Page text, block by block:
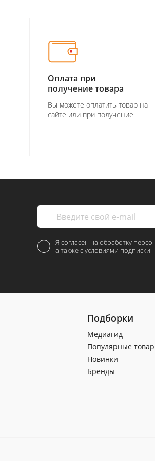
Оплата при
получение товара
Вы можете оплатить товар на
сайте или при получение
Я согласен на обработку
а также с условиями подписки
Подборки
Медиагид
Популярные
Новинки
Бренды